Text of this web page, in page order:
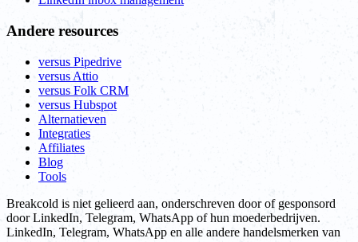
Andere resources
versus Pipedrive
versus Attio
versus Folk CRM
versus Hubspot
Alternatieven
Integraties
Affiliates
Blog
Tools
Breakcold is niet gelieerd aan, onderschreven door of gesponsord
door LinkedIn, Telegram, WhatsApp of hun moederbedrijven.
LinkedIn, Telegram, WhatsApp en alle andere handelsmerken van